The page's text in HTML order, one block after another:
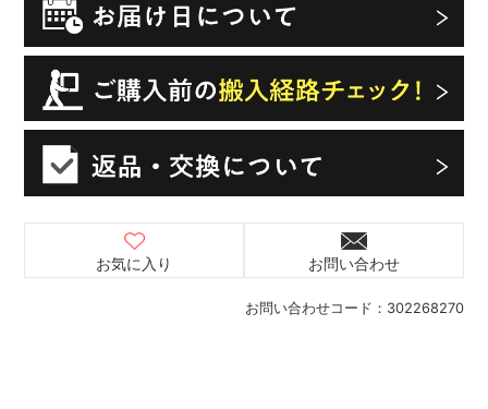
お問い合わせコード： 302268270
お気に入り お問い合わせ